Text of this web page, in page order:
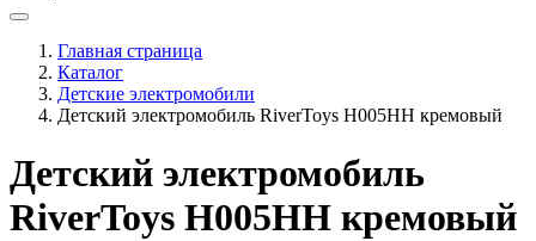
Главная страница
Каталог
Детские электромобили
Детский электромобиль RiverToys H005HH кремовый
Детский электромобиль
RiverToys H005HH кремовый